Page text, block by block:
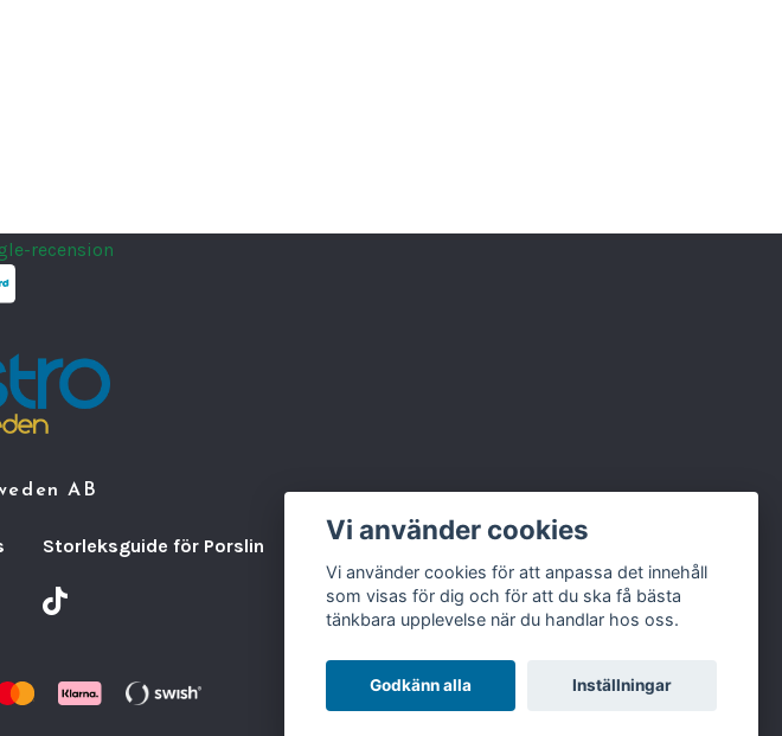
AB
Storleksguide för Porslin Varumärken & Partners BLOGG
Vi använder cookies
Vi använder cookies för att anpassa det innehåll
som visas för dig och för att du ska få bästa
tänkbara upplevelse när du handlar hos oss.
Godkänn alla Inställningar